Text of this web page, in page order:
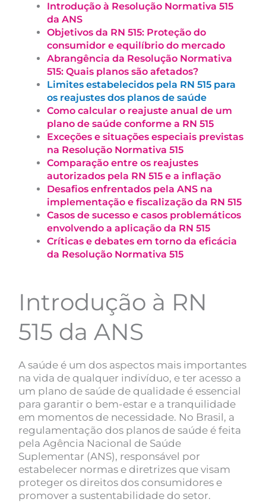
Introdução à Resolução Normativa 515
da ANS
Objetivos da RN 515: Proteção do
consumidor e equilíbrio do mercado
Abrangência da Resolução Normativa
515: Quais planos são afetados?
Limites estabelecidos pela RN 515 para
os reajustes dos planos de saúde
Como calcular o reajuste anual de um
plano de saúde conforme a RN 515
Exceções e situações especiais previstas
na Resolução Normativa 515
Comparação entre os reajustes
autorizados pela RN 515 e a inflação
Desafios enfrentados pela ANS na
implementação e fiscalização da RN 515
Casos de sucesso e casos problemáticos
envolvendo a aplicação da RN 515
Críticas e debates em torno da eficácia
da Resolução Normativa 515
Introdução à RN
515 da ANS
A saúde é um dos aspectos mais importantes
na vida de qualquer indivíduo, e ter acesso a
um plano de saúde de qualidade é essencial
para garantir o bem-estar e a tranquilidade
em momentos de necessidade. No Brasil, a
regulamentação dos planos de saúde é feita
pela Agência Nacional de Saúde
Suplementar (ANS), responsável por
estabelecer normas e diretrizes que visam
proteger os direitos dos consumidores e
promover a sustentabilidade do setor.